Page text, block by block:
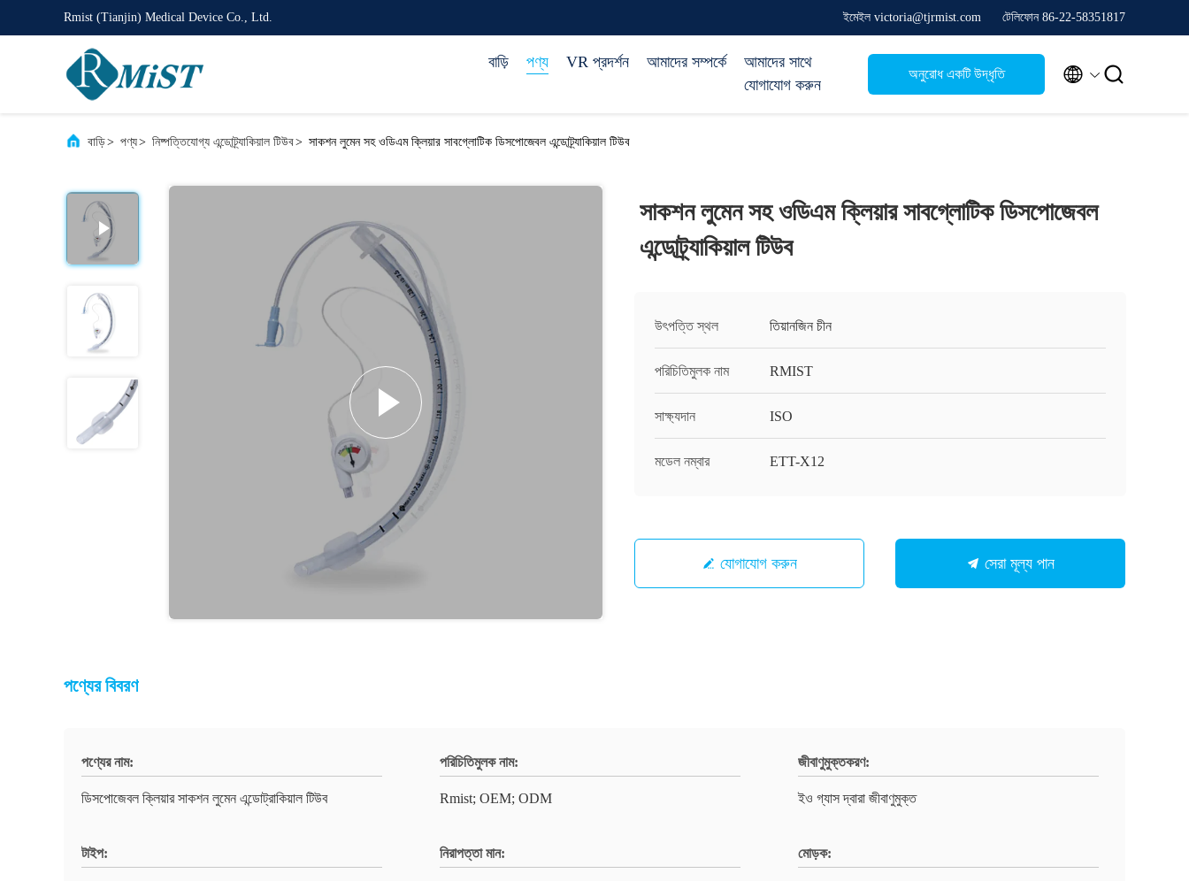
Rmist (Tianjin) Medical Device Co., Ltd. ইমেইল victoria@tjrmist.com টেলিফোন 86-22-58351817
বাড়ি পণ্য VR প্রদর্শন আমাদের সম্পর্কে
আমাদের সাথে
যোগাযোগ করুন
অনুরোধ একটি উদ্ধৃতি  
বাড়ি> পণ্য> নিষ্পত্তিযোগ্য এন্ডোট্র্যাকিয়াল টিউব> সাকশন লুমেন সহ ওডিএম ক্লিয়ার সাবগ্লোটিক ডিসপোজেবল এন্ডোট্র্যাকিয়াল টিউব
সাকশন লুমেন সহ ওডিএম ক্লিয়ার সাবগ্লোটিক ডিসপোজেবল
এন্ডোট্র্যাকিয়াল টিউব
উৎপত্তি স্থল তিয়ানজিন চীন
পরিচিতিমুলক নাম RMIST
সাক্ষ্যদান ISO
মডেল নম্বার ETT-X12
যোগাযোগ করুন সেরা মূল্য পান
পণ্যের বিবরণ
পণ্যের নাম:
ডিসপোজেবল ক্লিয়ার সাকশন লুমেন এন্ডোট্রাকিয়াল টিউব
পরিচিতিমুলক নাম:
Rmist; OEM; ODM
জীবাণুমুক্তকরণ:
ইও গ্যাস দ্বারা জীবাণুমুক্ত
টাইপ: নিরাপত্তা মান: মোড়ক: